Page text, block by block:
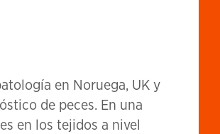
en Noruega, UK y
de peces. En una
en los tejidos a nivel